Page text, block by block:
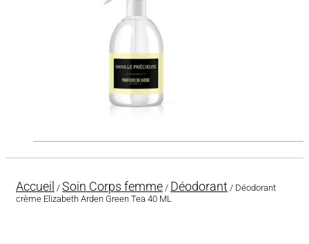
Accueil / Soin Corps femme / Déodorant / Déodorant
crème Elizabeth Arden Green Tea 40 ML